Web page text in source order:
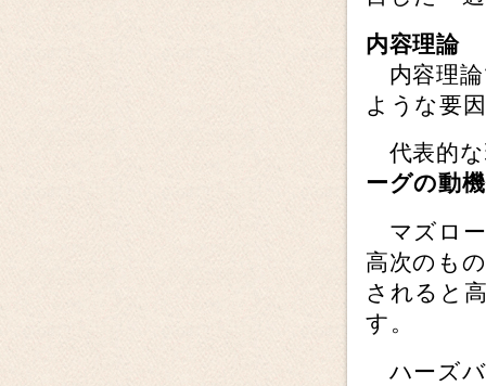
内容理論
内容理論
ような要
代表的な
ーグの動
マズロー
高次のも
されると
す。
ハーズバ